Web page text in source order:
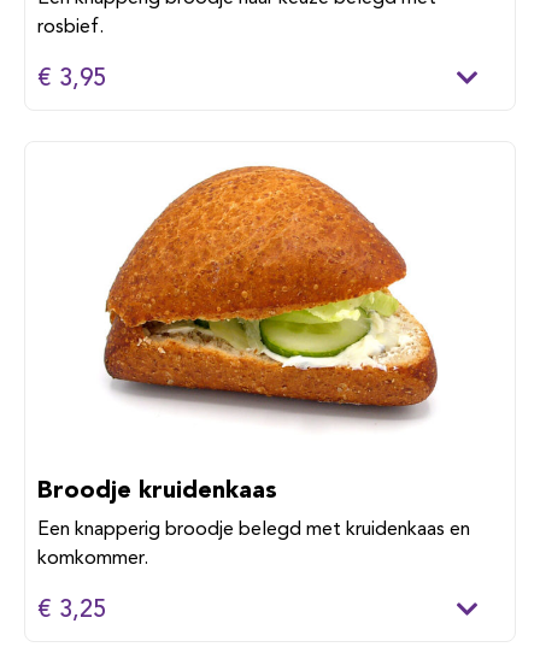
rosbief.
€ 3,95
Broodje kruidenkaas
Een knapperig broodje belegd met kruidenkaas en
komkommer.
€ 3,25